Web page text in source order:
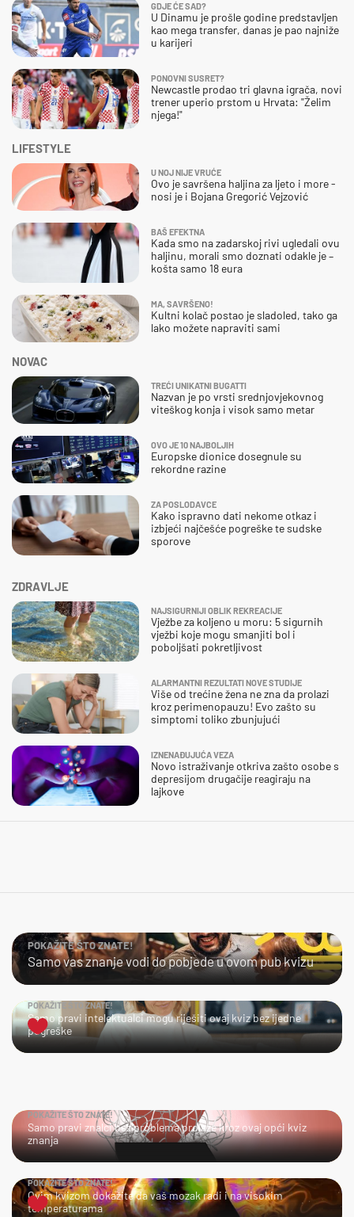
ZDRAVLJE
NAJSIGURNIJI OBLIK REKREACIJE
Vježbe za koljeno u moru: 5 sigurnih
vježbi koje mogu smanjiti bol i
poboljšati pokretljivost
ALARMANTNI REZULTATI NOVE STUDIJE
Više od trećine žena ne zna da prolazi
kroz perimenopauzu! Evo zašto su
simptomi toliko zbunjujući
IZNENAĐUJUĆA VEZA
Novo istraživanje otkriva zašto osobe s
depresijom drugačije reagiraju na
lajkove
GDJE ĆE SAD?
U Dinamu je prošle godine predstavljen
kao mega transfer, danas je pao najniže
u karijeri
PONOVNI SUSRET?
Newcastle prodao tri glavna igrača, novi
trener uperio prstom u Hrvata: "Želim
njega!"
NOVAC
TREĆI UNIKATNI BUGATTI
Nazvan je po vrsti srednjovjekovnog
viteškog konja i visok samo metar
OVO JE 10 NAJBOLJIH
Europske dionice dosegnule su
rekordne razine
ZA POSLODAVCE
Kako ispravno dati nekome otkaz i
izbjeći najčešće pogreške te sudske
sporove
LIFESTYLE
U NOJ NIJE VRUĆE
Ovo je savršena haljina za ljeto i more -
nosi je i Bojana Gregorić Vejzović
BAŠ EFEKTNA
Kada smo na zadarskoj rivi ugledali ovu
haljinu, morali smo doznati odakle je –
košta samo 18 eura
MA, SAVRŠENO!
Kultni kolač postao je sladoled, tako ga
lako možete napraviti sami
POKAŽITE ŠTO ZNATE!
Samo vas znanje vodi do pobjede u ovom pub kvizu
POKAŽITE ŠTO ZNATE!
Samo pravi intelektualci mogu riješiti ovaj kviz bez ijedne
pogreške
POKAŽITE ŠTO ZNATE!
Samo pravi znalci bez problema prolaze kroz ovaj opći kviz
znanja
POKAŽITE ŠTO ZNATE!
Ovim kvizom dokažite da vaš mozak radi i na visokim
temperaturama